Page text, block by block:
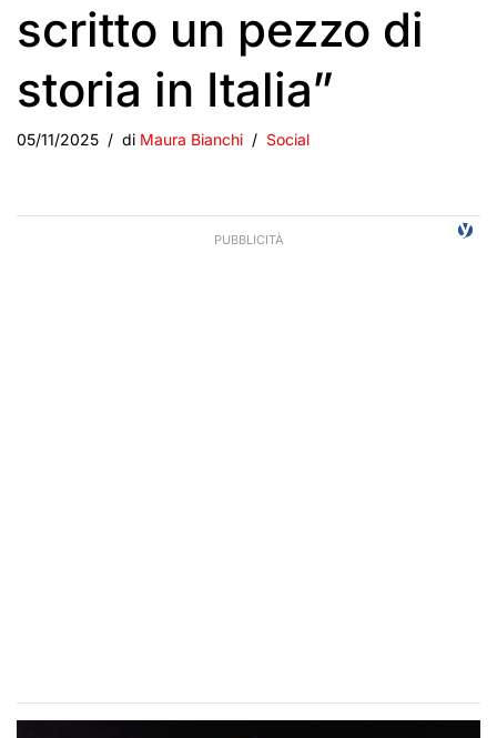
scritto un pezzo di
storia in Italia”
05/11/2025 di Maura Bianchi Social